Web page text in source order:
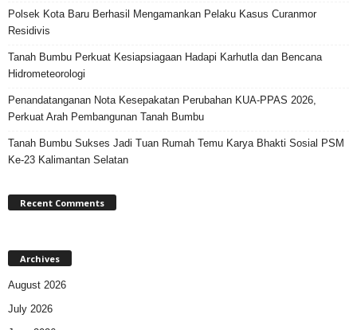
Polsek Kota Baru Berhasil Mengamankan Pelaku Kasus Curanmor
Residivis
Tanah Bumbu Perkuat Kesiapsiagaan Hadapi Karhutla dan Bencana
Hidrometeorologi
Penandatanganan Nota Kesepakatan Perubahan KUA-PPAS 2026,
Perkuat Arah Pembangunan Tanah Bumbu
Tanah Bumbu Sukses Jadi Tuan Rumah Temu Karya Bhakti Sosial PSM
Ke-23 Kalimantan Selatan
Recent Comments
Archives
August 2026
July 2026